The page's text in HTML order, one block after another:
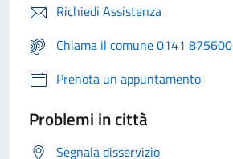
Richiedi Assistenza
Chiama il comune 0141 875600
Prenota un appuntamento
Problemi in città
Segnala disservizio